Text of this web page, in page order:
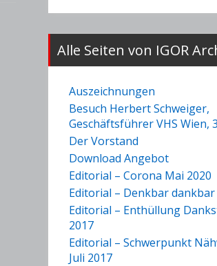
Alle Seiten von IGOR
Auszeichnungen
Besuch Herbert Schweiger,
Geschäftsführer VHS Wien,
Der Vorstand
Download Angebot
Editorial – Corona Mai 2020
Editorial – Denkbar dankbar
Editorial – Enthüllung
2017
Editorial – Schwerpunkt
Juli 2017